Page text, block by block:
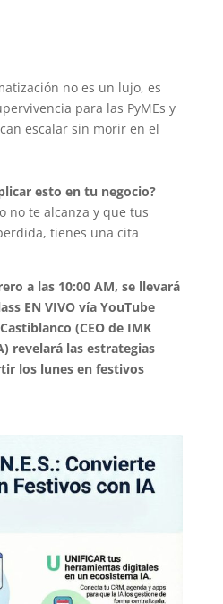
no es un lujo, es
para las PyMEs y
escalar sin morir en el
esto en tu negocio?
no te alcanza y que tus
tienes una cita
a las 10:00 AM, se llevará
EN VIVO vía YouTube
(CEO de IMK
revelará las estrategias
los lunes en festivos